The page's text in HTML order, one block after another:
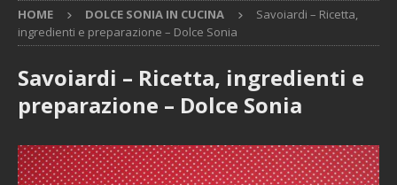
HOME DOLCE SONIA IN CUCINA
Savoiardi – Ricetta,
ingredienti e preparazione – Dolce Sonia
Savoiardi – Ricetta, ingredienti e
preparazione – Dolce Sonia